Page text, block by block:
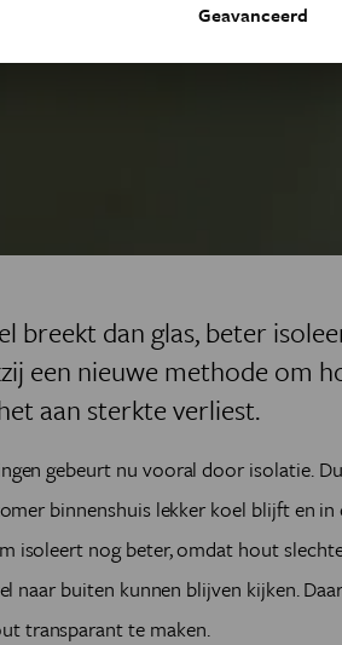
breekt dan glas, beter
een nieuwe methode om
aan sterkte verliest.
gebeurt nu vooral door isolatie.
binnenshuis lekker koel blijft en in
isoleert nog beter, omdat hout
naar buiten kunnen blijven kijken.
transparant te maken.
Geavanceerd